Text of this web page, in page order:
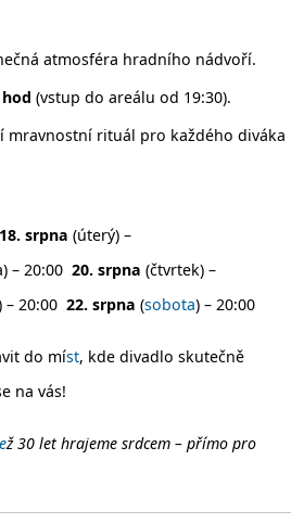
atmosféra hradního nádvoří.
(vstup do areálu od 19:30).
mravnostní rituál pro každého diváka
18. srpna (úterý) –
– 20:00 20. srpna (čtvrtek) –
– 20:00 22. srpna (sobota) – 20:00
do míst, kde divadlo skutečně
na vás!
ž 30 let hrajeme srdcem – přímo pro